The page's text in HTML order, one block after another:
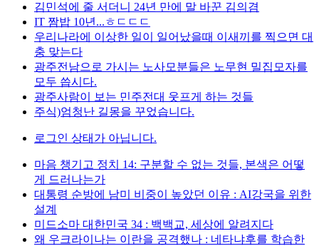
김민석에 줄 서더니 24년 만에 말 바꾼 김의겸
IT 짬밥 10년...ㅎㄷㄷㄷ
우리나라에 이상한 일이 일어났을때 이새끼를 찍으면 대
충 맞는다
광주전남으로 가시는 노사모분들은 노무현 밀집모자를
모두 씁시다.
광주사람이 보는 민주전대 웃프게 하는 것들
주식)엄청난 길몽을 꾸었습니다.
로그인 상태가 아닙니다.
마음 챙기고 정치 14: 구분할 수 없는 것들, 본색은 어떻
게 드러나는가
대통령 순방에 남미 비중이 높았던 이유 : AI강국을 위한
설계
미드소마 대한민국 34 : 백백교, 세상에 알려지다
왜 우크라이나는 이란을 공격했나 : 네타냐후를 학습한